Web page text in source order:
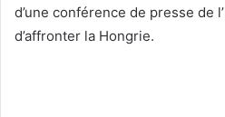
d’une conférence de presse de
d’affronter la Hongrie.